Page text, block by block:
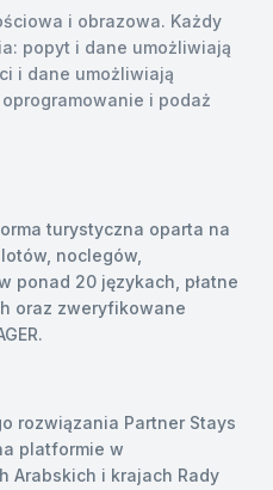
i obrazowa. Każdy
popyt i dane umożliwiają
i dane umożliwiają
i podaż
turystyczna oparta na
noclegów,
ponad 20 językach, płatne
oraz zweryfikowane
rozwiązania Partner Stays
platformie w
Arabskich i krajach Rady